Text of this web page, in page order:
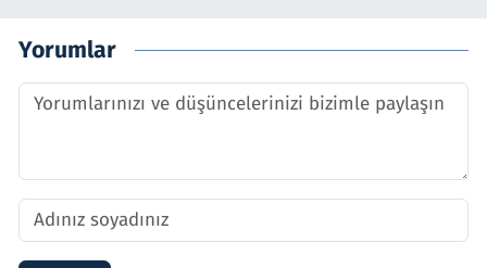
Yorumlar